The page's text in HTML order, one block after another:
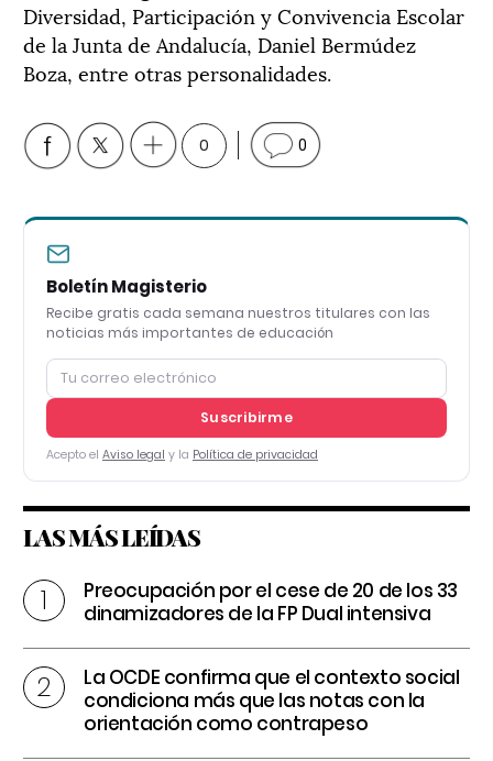
Diversidad, Participación y Convivencia Escolar
de la Junta de Andalucía, Daniel Bermúdez
Boza, entre otras personalidades.
0 0
Boletín Magisterio
Recibe gratis cada semana nuestros titulares con las
noticias más importantes de educación
Suscribirme
Acepto el Aviso legal y la Política de privacidad
LAS MÁS LEÍDAS
Preocupación por el cese de 20 de los 33
dinamizadores de la FP Dual intensiva
La OCDE confirma que el contexto social
condiciona más que las notas con la
orientación como contrapeso